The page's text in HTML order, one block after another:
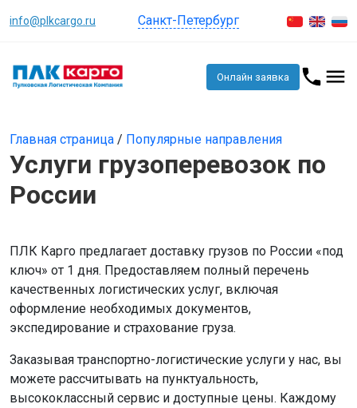
info@plkcargo.ru Санкт-Петербург
Онлайн заявка
Главная страница / Популярные направления
Услуги грузоперевозок по
России
ПЛК Карго предлагает доставку грузов по России «под
ключ» от 1 дня. Предоставляем полный перечень
качественных логистических услуг, включая
оформление необходимых документов,
экспедирование и страхование груза.
Заказывая транспортно-логистические услуги у нас, вы
можете рассчитывать на пунктуальность,
высококлассный сервис и доступные цены. Каждому